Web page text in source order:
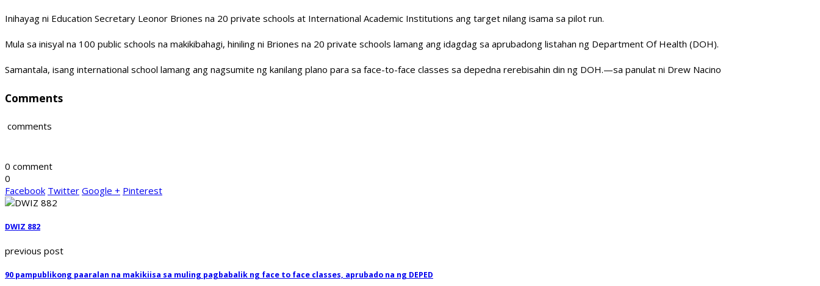
Inihayag ni Education Secretary Leonor Briones na 20 private schools at International Academic Institutions ang target nilang isama sa pilot run.
Mula sa inisyal na 100 public schools na makikibahagi, hiniling ni Briones na 20 private schools lamang ang idagdag sa aprubadong listahan ng Department Of Health (DOH).
Samantala, isang international school lamang ang nagsumite ng kanilang plano para sa face-to-face classes sa depedna rerebisahin din ng DOH.—sa panulat ni Drew Nacino
Comments
comments
0 comment
0
Facebook Twitter Google + Pinterest
DWIZ 882
previous post
90 pampublikong paaralan na makikiisa sa muling pagbabalik ng face to face classes, aprubado na ng DEPED